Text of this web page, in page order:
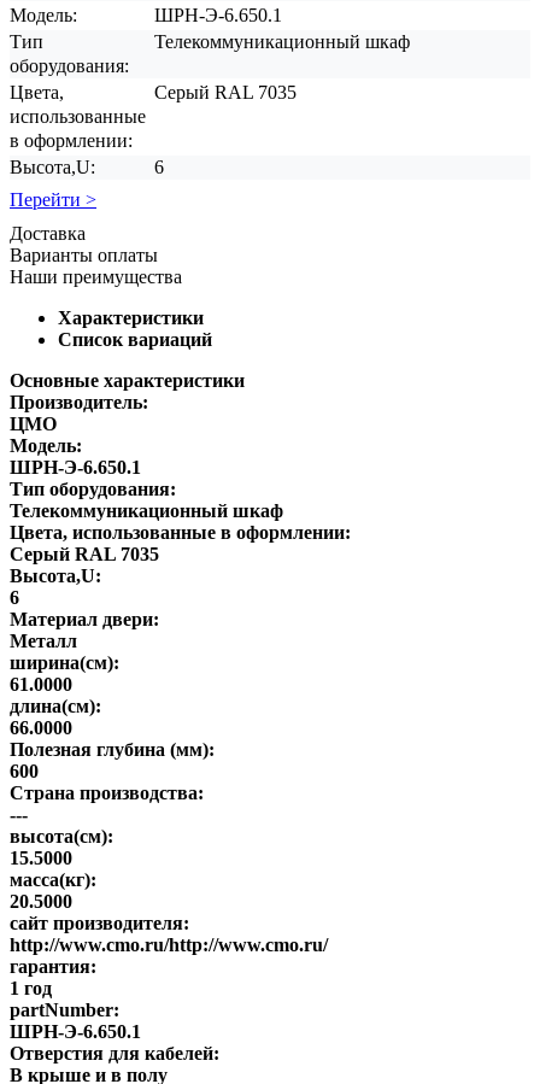
Модель:
ШРН-Э-6.650.1
Тип
оборудования:
Телекоммуникационный шкаф
Цвета,
использованные
в оформлении:
Серый RAL 7035
Высота,U:
6
Перейти >
Доставка
Варианты оплаты
Наши преимущества
Характеристики
Список вариаций
Основные характеристики
Производитель:
ЦМО
Модель:
ШРН-Э-6.650.1
Тип оборудования:
Телекоммуникационный шкаф
Цвета, использованные в оформлении:
Серый RAL 7035
Высота,U:
6
Материал двери:
Металл
ширина(см):
61.0000
длина(см):
66.0000
Полезная глубина (мм):
600
Страна производства:
---
высота(см):
15.5000
масса(кг):
20.5000
сайт производителя:
http://www.cmo.ru/http://www.cmo.ru/
гарантия:
1 год
partNumber:
ШРН-Э-6.650.1
Отверстия для кабелей:
В крыше и в полу